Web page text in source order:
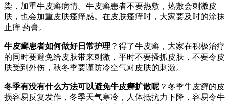
染，加重牛皮癣病情。牛皮癣患者不要热敷，热敷会刺激皮
肤，也会加重皮肤瘙痒感。在皮肤瘙痒时，大家要及时的涂抹
止痒 药膏。
牛皮癣患者如何做好日常护理 ？得了牛皮癣，大家在积极治疗
的同时要避免给皮肤带来刺激，平时不要搔抓皮肤，不要令皮
肤受到外伤，秋冬季要谨防冷空气对皮肤的刺激。
冬季有没有什么方法可以避免牛皮癣扩散呢？冬季牛皮癣的皮
损容易反复发作，冬季天气寒冷，人体抵抗力下降，容易令牛